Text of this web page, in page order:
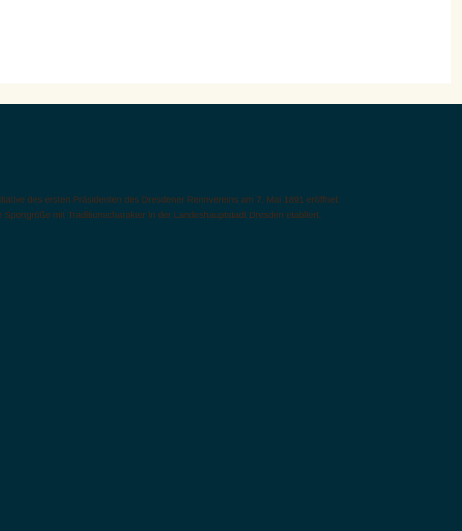
des ersten Präsidenten des Dresdener Rennvereins am 7. Mai 1891 eröffnet.
mit Traditionscharakter in der Landeshauptstadt Dresden etabliert.